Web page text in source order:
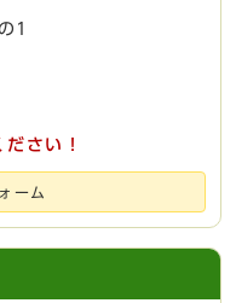
1
さい！
ーム